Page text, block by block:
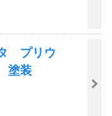
プリウ
塗装